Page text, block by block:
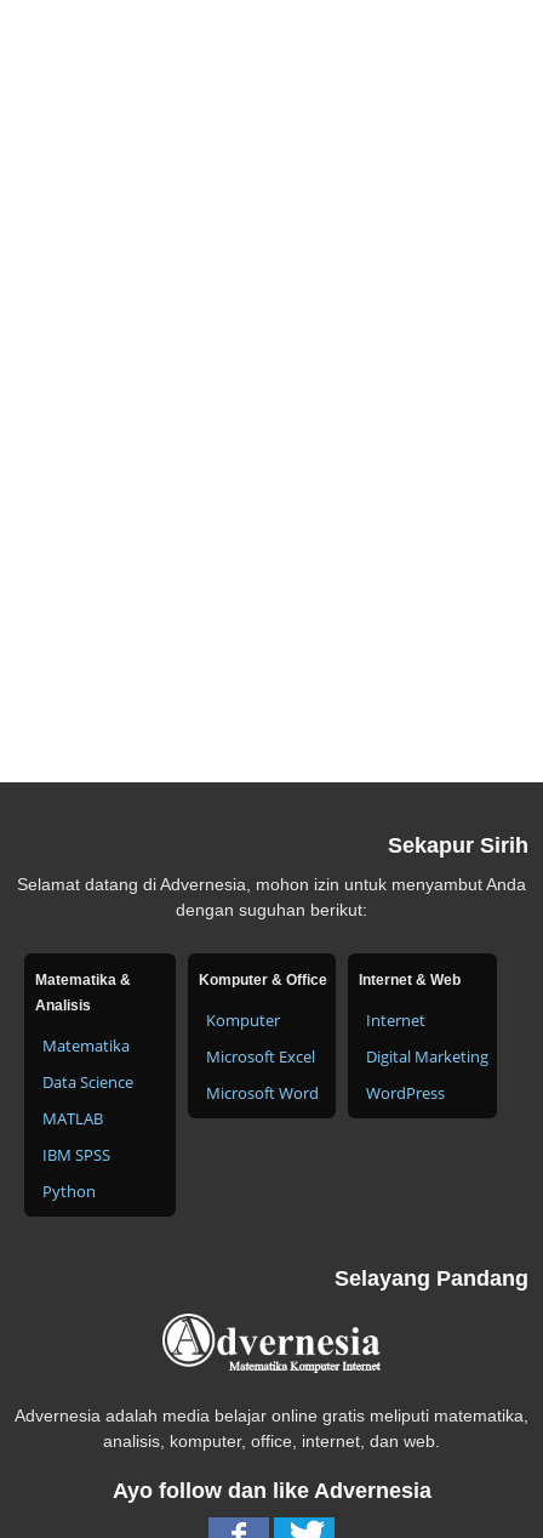
Sekapur Sirih
Selamat datang di Advernesia, mohon izin untuk menyambut Anda
dengan suguhan berikut:
Matematika &
Analisis
Matematika
Data Science
MATLAB
IBM SPSS
Python
Komputer & Office
Komputer
Microsoft Excel
Microsoft Word
Internet & Web
Internet
Digital Marketing
WordPress
Selayang Pandang
Advernesia adalah media belajar online gratis meliputi matematika,
analisis, komputer, office, internet, dan web.
Ayo follow dan like Advernesia